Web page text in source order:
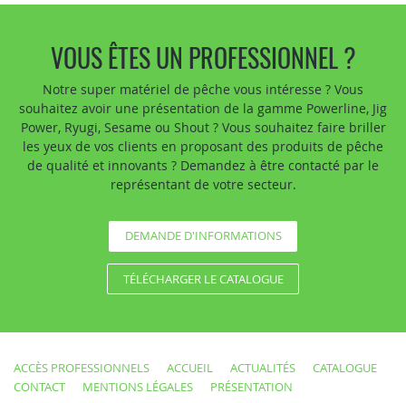
VOUS ÊTES UN PROFESSIONNEL ?
Notre super matériel de pêche vous intéresse ? Vous
souhaitez avoir une présentation de la gamme Powerline, Jig
Power, Ryugi, Sesame ou Shout ? Vous souhaitez faire briller
les yeux de vos clients en proposant des produits de pêche
de qualité et innovants ? Demandez à être contacté par le
représentant de votre secteur.
DEMANDE D'INFORMATIONS
TÉLÉCHARGER LE CATALOGUE
ACCÈS PROFESSIONNELS ACCUEIL ACTUALITÉS
CATALOGUE
CONTACT
MENTIONS LÉGALES PRÉSENTATION